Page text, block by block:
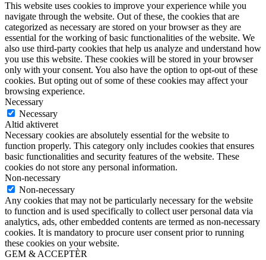
This website uses cookies to improve your experience while you
navigate through the website. Out of these, the cookies that are
categorized as necessary are stored on your browser as they are
essential for the working of basic functionalities of the website. We
also use third-party cookies that help us analyze and understand how
you use this website. These cookies will be stored in your browser
only with your consent. You also have the option to opt-out of these
cookies. But opting out of some of these cookies may affect your
browsing experience.
Necessary
Necessary
Altid aktiveret
Necessary cookies are absolutely essential for the website to
function properly. This category only includes cookies that ensures
basic functionalities and security features of the website. These
cookies do not store any personal information.
Non-necessary
Non-necessary
Any cookies that may not be particularly necessary for the website
to function and is used specifically to collect user personal data via
analytics, ads, other embedded contents are termed as non-necessary
cookies. It is mandatory to procure user consent prior to running
these cookies on your website.
GEM & ACCEPTÈR